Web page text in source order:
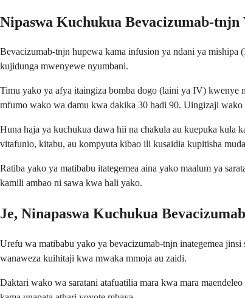
Nipaswa Kuchukua Bevacizumab-tnjn
Bevacizumab-tnjn hupewa kama infusion ya ndani ya
kujidunga mwenyewe nyumbani.
Timu yako ya afya itaingiza bomba dogo (laini ya IV)
mfumo wako wa damu kwa dakika 30 hadi 90. Uingizaji
Huna haja ya kuchukua dawa hii na chakula au kuepuka kula
vitafunio, kitabu, au kompyuta kibao ili kusaidia kupitisha
Ratiba yako ya matibabu itategemea aina yako maalum ya
kamili ambao ni sawa kwa hali yako.
Je, Ninapaswa Kuchukua
Urefu wa matibabu yako ya bevacizumab-tnjn inategemea
wanaweza kuihitaji kwa mwaka mmoja au zaidi.
Daktari wako wa saratani atafuatilia mara kwa mara